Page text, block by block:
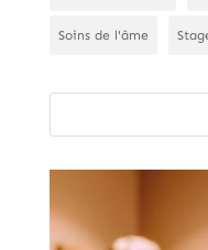
Soins de l'âme